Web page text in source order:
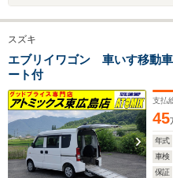
スズキ
エブリイワゴン 車いす移動
ート付
支払
45
年式
車検
保証